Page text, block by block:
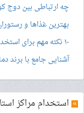
چه ارتباطی بین دوج
بهترین غذاها و
۱۰ نکته مهم برای استخدام درجه داری نیروی انتظامی
آشنایی جامع با برند
» استخدام مراکز